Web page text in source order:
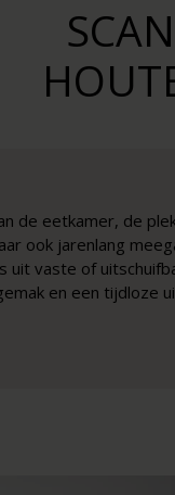
de eetkamer, de
ook jarenlang
uit vaste of
en een tijdloze